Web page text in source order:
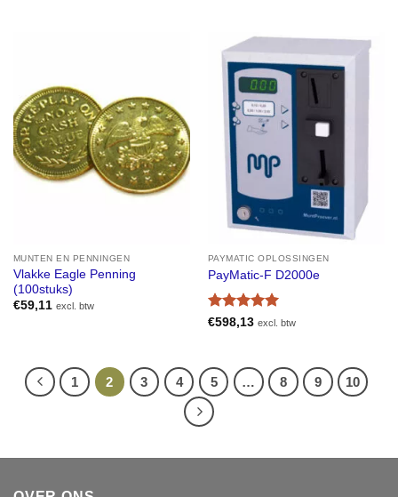
MUNTEN EN PENNINGEN
Vlakke Eagle Penning
(100stuks)
€59,11 excl. btw
PAYMATIC OPLOSSINGEN
PayMatic-F D2000e
Gewaardeerd
€598,13 excl. btw
1 2 3 4 5 … 8 9 10